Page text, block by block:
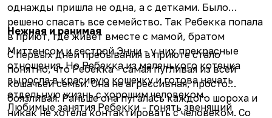
однажды пришла не одна, а с детками. Было
решено спасать все семейство. Так Ребекка попала
в приют, где живет вместе с мамой, братом
Миттенсоми сестройЭнни- у них прекрасные
отношения. Но Ребекка из маленького котенка
выросла в красивую кошечку и готова начать
отдельную жизнь с хорошим человеком.
Нежная и ранимая
С первых дней пребывания в приюте стало
понятно, что Ребекка - самая пугливая из всей
кошачьей семьи. Она не агрессивная, просто
боязливая. Раньше она пугалась каждого шороха и
никак не хотела контактировать с человеком. Со
Любимые занятия Ребекки - гонять звенящий